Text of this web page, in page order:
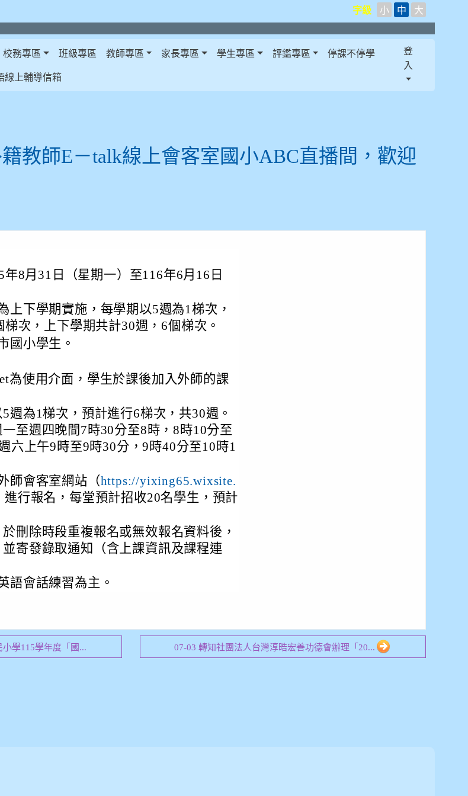
字級 小 中 大
校務專區 班級專區 教師專區 家長專區 學生專區 評鑑專區 停課不停學
線上輔導信箱
登
入
教師E－talk線上會客室國小ABC直播間，歡迎
年8月31日（星期一）至116年6月16日
上下學期實施，每學期以5週為1梯次，
次，上下學期共計30週，6個梯次。
國小學生。
為使用介面，學生於課後加入外師的課
5週為1梯次，預計進行6梯次，共30週。
一至週四晚間7時30分至8時，8時10分至
六上午9時至9時30分，9時40分至10時1
師會客室網站（https://yixing65.wixsite.
進行報名，每堂預計招收20名學生，預計
刪除時段重複報名或無效報名資料後，
寄發錄取通知（含上課資訊及課程連
語會話練習為主。
學115學年度「國... 07-03 轉知社團法人台灣淳晧宏善功德會辦理「20...